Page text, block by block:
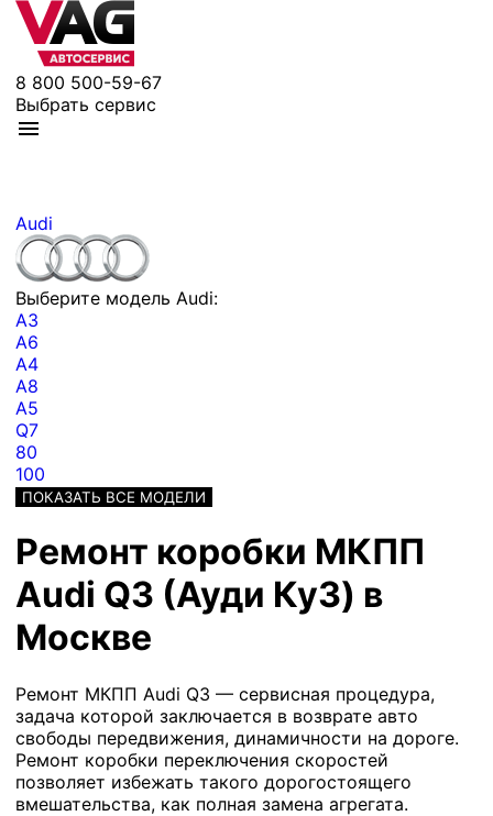
8 800 500-59-67
Выбрать сервис
Audi
Выберите модель Audi:
A3
A6
A4
A8
A5
Q7
80
100
ПОКАЗАТЬ ВСЕ МОДЕЛИ
Ремонт коробки МКПП
Audi Q3 (Ауди Ку3) в
Москве
Ремонт МКПП Audi Q3 — сервисная процедура,
задача которой заключается в возврате авто
свободы передвижения, динамичности на дороге.
Ремонт коробки переключения скоростей
позволяет избежать такого дорогостоящего
вмешательства, как полная замена агрегата.